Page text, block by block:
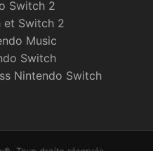
Switch 2
et Switch 2
Music
Switch
Nintendo Switch